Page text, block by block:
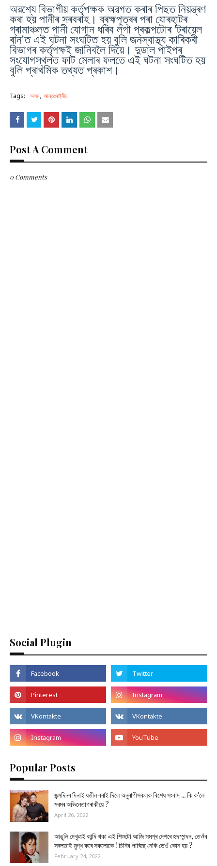
অৱশ্যে বিভাগীয় কৰ্তৃপক্ষক অৱগত কৰাৰ পিছত নিয়ন্ত্ৰণ
কৰা হয় পানীৰ সৰবৰাহ। ব্ৰহ্মপুত্ৰৰ পৰা যোৰহাটৰ
গ্ৰামাঞ্চলত পানী যোগান ধৰিব লগা প্ৰকল্পটোৰ 'ট্ৰায়েল
ৰান'ত এই ঘটনা সংঘটিত হয় বুলি জনস্বাস্থ্য কাৰিকৰী
বিভাগৰ কৰ্তৃপক্ষই জানিবলৈ দিয়ে। দুডাল পাইপৰ
সংযোগস্থলত ফাট মেলাৰ ফলতে এই ঘটনা সংঘটিত হয়
বুলি প্ৰাথমিক তথ্যত প্ৰকাশ।
Tags: অসম আন্তঃৰাষ্ট্ৰীয়
Post A Comment
0 Comments
Social Plugin
Popular Posts
জন্মদিনৰ দিনাই যতীন বৰাই দিলে অনুৰাগীসকলক বিশেষ সংবাদ ... কি ক'লে
মৰমৰ অভিনেতাগৰাকীয়ে ?
April 26, 2022
আঙুলি দেখুৱাই কান্দি থকা এই শিশুটো আজি সমগ্ৰ দেশৰে হৃদস্পন্দন, তেওঁৰ
সৰলতাই মুগ্ধ কৰে সকলোকে ! চিনিব পাৰিছে নেকি তেওঁ কোন হয় ?
February 24, 2022